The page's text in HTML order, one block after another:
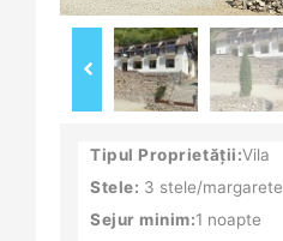
Tipul Proprietății:Vila
Stele: 3 stele/margarete
Sejur minim:1 noapte